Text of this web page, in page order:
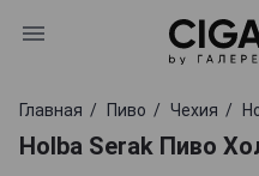
Главная Пиво Чехия
Holba Serak Пиво